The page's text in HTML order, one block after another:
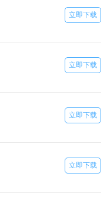
立即下载
立即下载
立即下载
立即下载